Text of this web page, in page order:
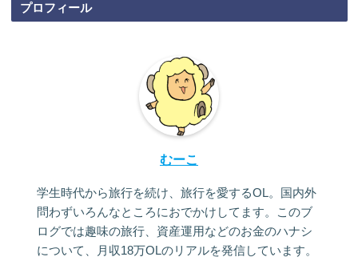
プロフィール
むーこ
学生時代から旅行を続け、旅行を愛するOL。国内外
問わずいろんなところにおでかけしてます。このブ
ログでは趣味の旅行、資産運用などのお金のハナシ
について、月収18万OLのリアルを発信しています。